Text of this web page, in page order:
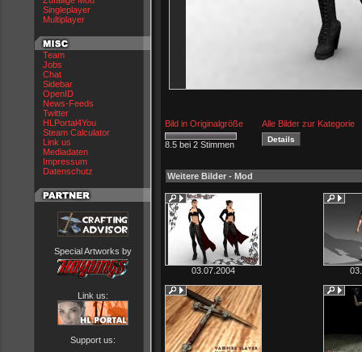
Singleplayer
Multiplayer
Team
Jobs
Chat
Sidebar
OpenID
News-Feeds
Twitter
HLPortal4You
Steam Calculator
Link us
Mediadaten
Impressum
Datenschutz
Special Artworks by
Link us:
Support us:
Bild in Originalgröße Alle Bilder zur Kategorie
8.5 bei 2 Stimmen
Weitere Bilder - Mod
03.07.2004